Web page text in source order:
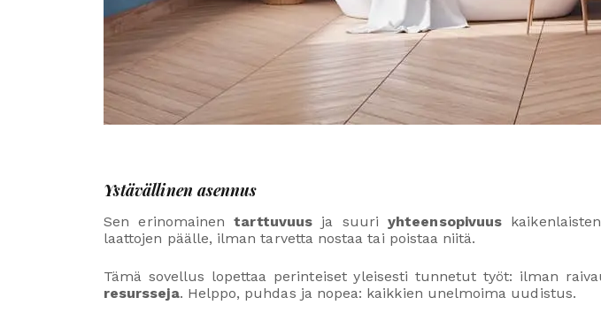
Ystävällinen asennus
Sen erinomainentarttuvuusja suuriyhteensopivuus
laattojen päälle, ilman tarvetta nostaa tai poistaa niitä.
Tämä sovellus lopettaa perinteiset yleisesti tunnetut työt: ilman
resursseja. Helppo, puhdas ja nopea: kaikkien unelmoima uudistus.